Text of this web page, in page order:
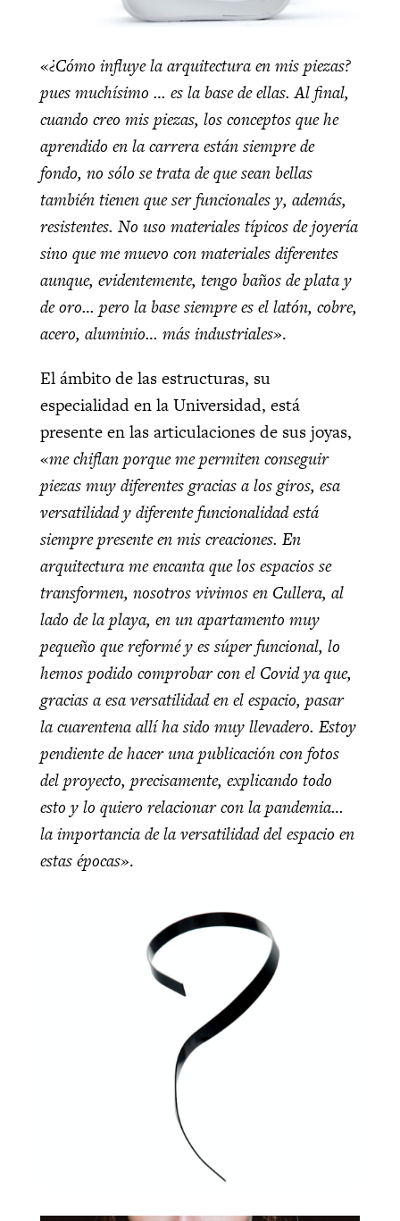
«¿Cómo influye la arquitectura en mis piezas?
pues muchísimo … es la base de ellas. Al final,
cuando creo mis piezas, los conceptos que he
aprendido en la carrera están siempre de
fondo, no sólo se trata de que sean bellas
también tienen que ser funcionales y, además,
resistentes. No uso materiales típicos de joyería
sino que me muevo con materiales diferentes
aunque, evidentemente, tengo baños de plata y
de oro… pero la base siempre es el latón, cobre,
acero, aluminio… más industriales».
El ámbito de las estructuras, su
especialidad en la Universidad, está
presente en las articulaciones de sus joyas,
«me chiflan porque me permiten conseguir
piezas muy diferentes gracias a los giros, esa
versatilidad y diferente funcionalidad está
siempre presente en mis creaciones. En
arquitectura me encanta que los espacios se
transformen, nosotros vivimos en Cullera, al
lado de la playa, en un apartamento muy
pequeño que reformé y es súper funcional, lo
hemos podido comprobar con el Covid ya que,
gracias a esa versatilidad en el espacio, pasar
la cuarentena allí ha sido muy llevadero. Estoy
pendiente de hacer una publicación con fotos
del proyecto, precisamente, explicando todo
esto y lo quiero relacionar con la pandemia…
la importancia de la versatilidad del espacio en
estas épocas».